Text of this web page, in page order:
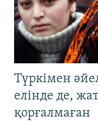
Түркімен
елінде де,
қорғалмаған